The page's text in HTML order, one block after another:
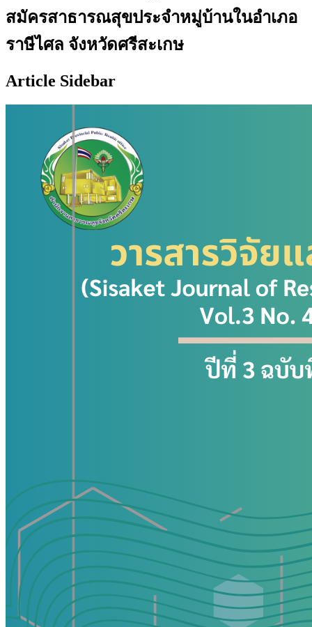
สมัครสาธารณสุขประจำหมู่บ้านในอำเภอ
ราษีไศล จังหวัดศรีสะเกษ
Article Sidebar